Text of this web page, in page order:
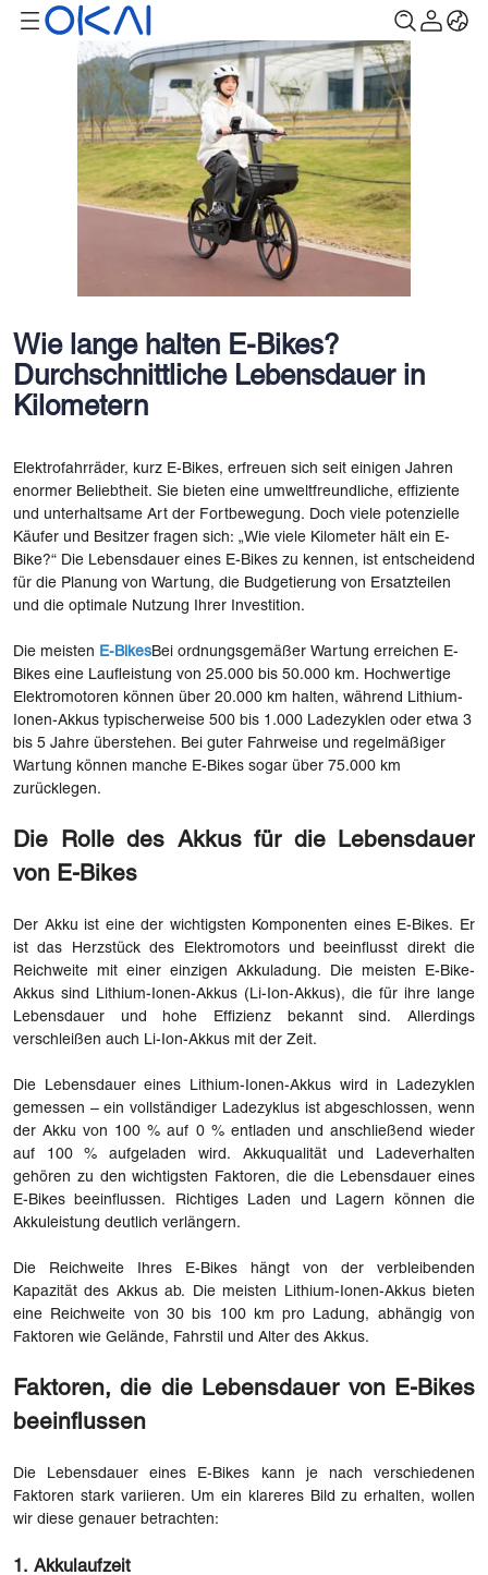
Wie lange halten E-Bikes?
Durchschnittliche Lebensdauer in
Kilometern
Elektrofahrräder, kurz E-Bikes, erfreuen sich seit einigen Jahren
enormer Beliebtheit. Sie bieten eine umweltfreundliche, effiziente
und unterhaltsame Art der Fortbewegung. Doch viele potenzielle
Käufer und Besitzer fragen sich: „Wie viele Kilometer hält ein E-
Bike?“ Die Lebensdauer eines E-Bikes zu kennen, ist entscheidend
für die Planung von Wartung, die Budgetierung von Ersatzteilen
und die optimale Nutzung Ihrer Investition.
Die meisten E-BikesBei ordnungsgemäßer Wartung erreichen E-
Bikes eine Laufleistung von 25.000 bis 50.000 km. Hochwertige
Elektromotoren können über 20.000 km halten, während Lithium-
Ionen-Akkus typischerweise 500 bis 1.000 Ladezyklen oder etwa 3
bis 5 Jahre überstehen. Bei guter Fahrweise und regelmäßiger
Wartung können manche E-Bikes sogar über 75.000 km
zurücklegen.
Die Rolle des Akkus für die Lebensdauer
von E-Bikes
Der Akku ist eine der wichtigsten Komponenten eines E-Bikes. Er
ist das Herzstück des Elektromotors und beeinflusst direkt die
Reichweite mit einer einzigen Akkuladung. Die meisten E-Bike-
Akkus sind Lithium-Ionen-Akkus (Li-Ion-Akkus), die für ihre lange
Lebensdauer und hohe Effizienz bekannt sind. Allerdings
verschleißen auch Li-Ion-Akkus mit der Zeit.
Die Lebensdauer eines Lithium-Ionen-Akkus wird in Ladezyklen
gemessen – ein vollständiger Ladezyklus ist abgeschlossen, wenn
der Akku von 100 % auf 0 % entladen und anschließend wieder
auf 100 % aufgeladen wird. Akkuqualität und Ladeverhalten
gehören zu den wichtigsten Faktoren, die die Lebensdauer eines
E-Bikes beeinflussen. Richtiges Laden und Lagern können die
Akkuleistung deutlich verlängern.
Die Reichweite Ihres E-Bikes hängt von der verbleibenden
Kapazität des Akkus ab. Die meisten Lithium-Ionen-Akkus bieten
eine Reichweite von 30 bis 100 km pro Ladung, abhängig von
Faktoren wie Gelände, Fahrstil und Alter des Akkus.
Faktoren, die die Lebensdauer von E-Bikes
beeinflussen
Die Lebensdauer eines E-Bikes kann je nach verschiedenen
Faktoren stark variieren. Um ein klareres Bild zu erhalten, wollen
wir diese genauer betrachten:
1. Akkulaufzeit